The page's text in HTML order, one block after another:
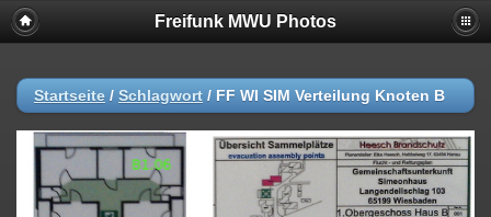
Freifunk MWU Photos
Startseite / Schlagwort / FF WI SIM Verteilung Knoten B